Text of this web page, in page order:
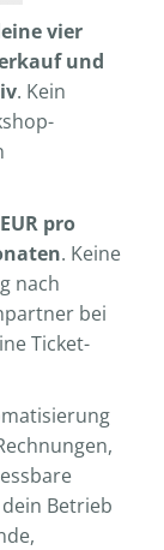
vier
und
. Kein
pro
. Keine
nach
bei
Ticket-
Betrieb